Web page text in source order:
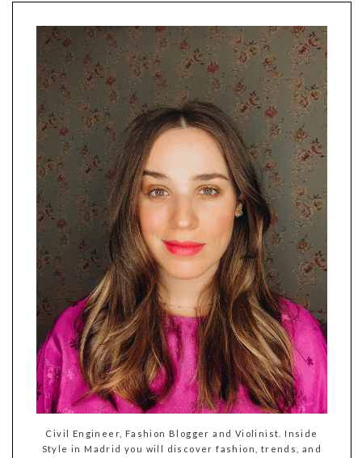
Civil Engineer, Fashion Blogger and Violinist. Inside
Style in Madrid you will discover fashion, trends, and